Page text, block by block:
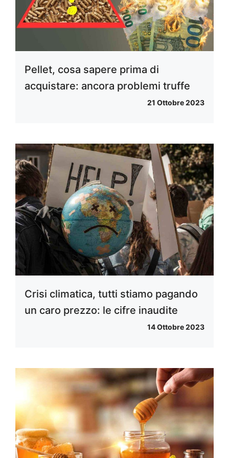
Pellet, cosa sapere prima di
acquistare: ancora problemi truffe
21 Ottobre 2023
Crisi climatica, tutti stiamo pagando
un caro prezzo: le cifre inaudite
14 Ottobre 2023